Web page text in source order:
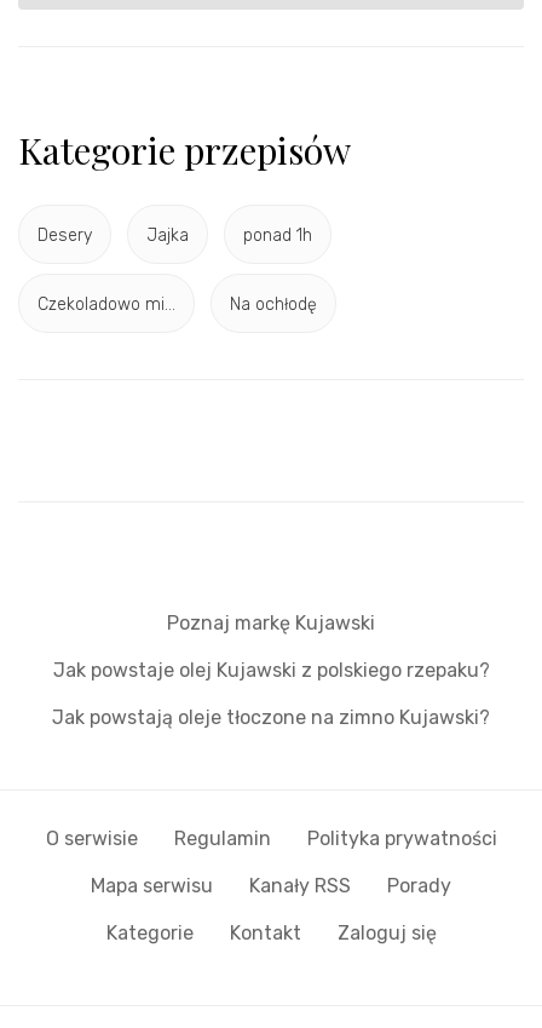
Kategorie przepisów
Desery Jajka ponad 1h
Czekoladowo mi... Na ochłodę
Poznaj markę Kujawski
Jak powstaje olej Kujawski z polskiego rzepaku?
Jak powstają oleje tłoczone na zimno Kujawski?
O serwisie Regulamin Polityka prywatności
Mapa serwisu Kanały RSS Porady
Kategorie Kontakt Zaloguj się